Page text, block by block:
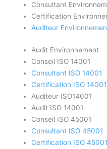
Consultant
Certification
Auditeur
Audit Environnement
Conseil ISO 14001
Consultant ISO 14001
Certification ISO 14001
Auditeur ISO14001
Audit ISO 14001
Conseil ISO 45001
Consultant ISO 45001
Certification ISO 45001